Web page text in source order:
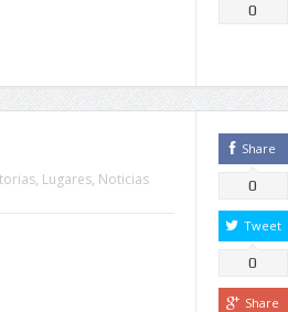
0
, Lugares, Noticias
Share
0
Tweet
0
Share